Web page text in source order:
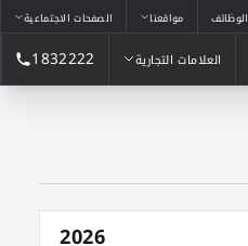
الوظائف مواقعنا الصفحات الاجتماعية
العلامات التجارية 1832222
2026